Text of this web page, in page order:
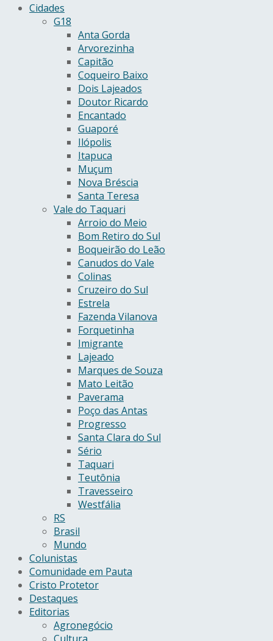
Cidades
G18
Anta Gorda
Arvorezinha
Capitão
Coqueiro Baixo
Dois Lajeados
Doutor Ricardo
Encantado
Guaporé
Ilópolis
Itapuca
Muçum
Nova Bréscia
Santa Teresa
Vale do Taquari
Arroio do Meio
Bom Retiro do Sul
Boqueirão do Leão
Canudos do Vale
Colinas
Cruzeiro do Sul
Estrela
Fazenda Vilanova
Forquetinha
Imigrante
Lajeado
Marques de Souza
Mato Leitão
Paverama
Poço das Antas
Progresso
Santa Clara do Sul
Sério
Taquari
Teutônia
Travesseiro
Westfália
RS
Brasil
Mundo
Colunistas
Comunidade em Pauta
Cristo Protetor
Destaques
Editorias
Agronegócio